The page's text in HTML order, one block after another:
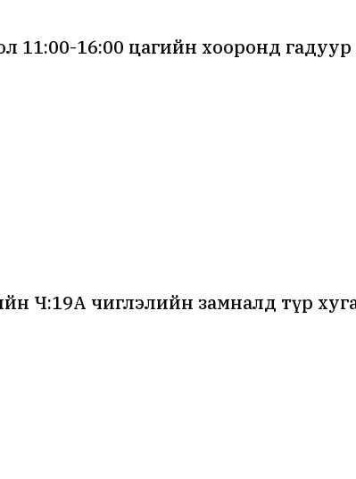
11:00-16:00 цагийн хооронд гадуур
Ч:19А чиглэлийн замналд түр